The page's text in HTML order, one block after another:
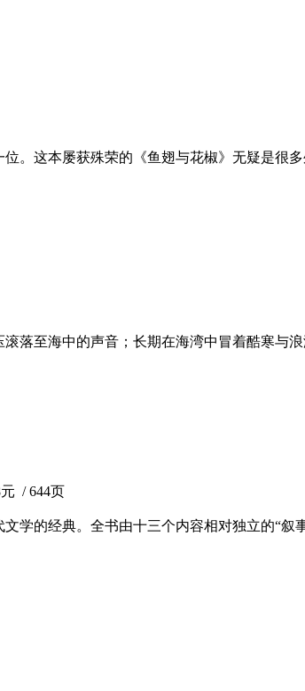
。这本屡获殊荣的《鱼翅与花椒》无疑是
落至海中的声音；长期在海湾中冒着酷寒与
/ 644页
学的经典。全书由十三个内容相对独立的“